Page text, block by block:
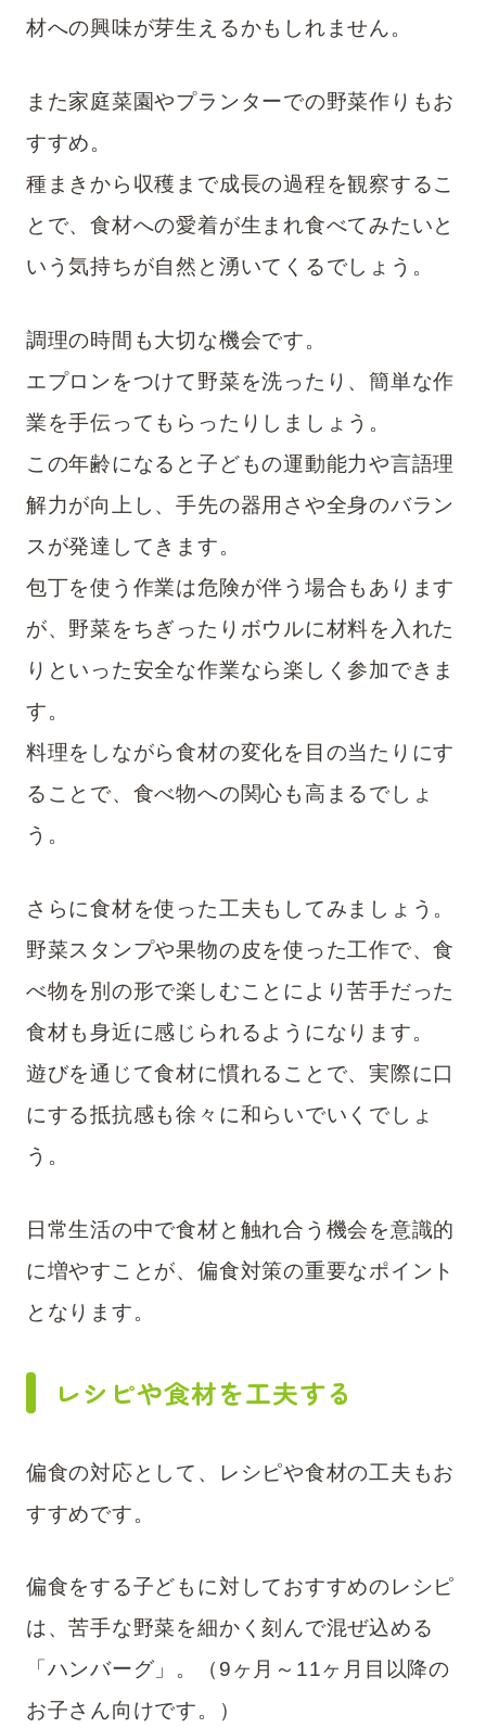
材への興味が芽生えるかもしれません。
また家庭菜園やプランターでの野菜作りもお
すすめ。
種まきから収穫まで成長の過程を観察するこ
とで、食材への愛着が生まれ食べてみたいと
いう気持ちが自然と湧いてくるでしょう。
調理の時間も大切な機会です。
エプロンをつけて野菜を洗ったり、簡単な作
業を手伝ってもらったりしましょう。
この年齢になると子どもの運動能力や言語理
解力が向上し、手先の器用さや全身のバラン
スが発達してきます。
包丁を使う作業は危険が伴う場合もあります
が、野菜をちぎったりボウルに材料を入れた
りといった安全な作業なら楽しく参加できま
す。
料理をしながら食材の変化を目の当たりにす
ることで、食べ物への関心も高まるでしょ
う。
さらに食材を使った工夫もしてみましょう。
野菜スタンプや果物の皮を使った工作で、食
べ物を別の形で楽しむことにより苦手だった
食材も身近に感じられるようになります。
遊びを通じて食材に慣れることで、実際に口
にする抵抗感も徐々に和らいでいくでしょ
う。
日常生活の中で食材と触れ合う機会を意識的
に増やすことが、偏食対策の重要なポイント
となります。
レシピや食材を工夫する
偏食の対応として、レシピや食材の工夫もお
すすめです。
偏食をする子どもに対しておすすめのレシピ
は、苦手な野菜を細かく刻んで混ぜ込める
「ハンバーグ」。（9ヶ月～11ヶ月目以降の
お子さん向けです。）